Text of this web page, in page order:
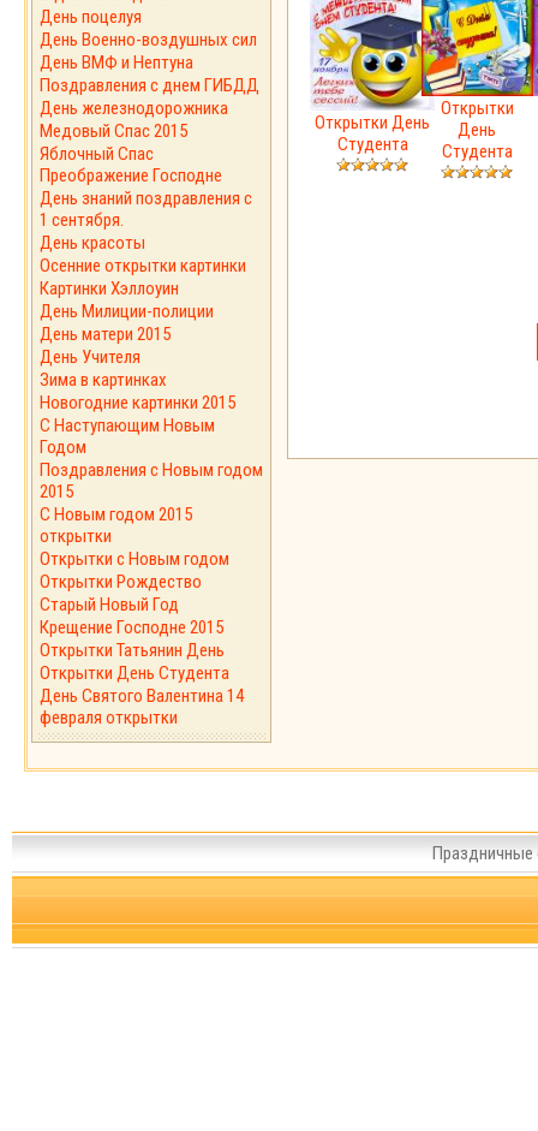
День поцелуя
День Военно-воздушных сил
День ВМФ и Нептуна
Поздравления с днем ГИБДД
День железнодорожника
Медовый Спас 2015
Яблочный Спас
Преображение Господне
День знаний поздравления с
1 сентября.
День красоты
Осенние открытки картинки
Картинки Хэллоуин
День Милиции-полиции
День матери 2015
День Учителя
Зима в картинках
Новогодние картинки 2015
С Наступающим Новым
Годом
Поздравления с Новым годом
2015
C Новым годом 2015
открытки
Открытки с Новым годом
Открытки Рождество
Старый Новый Год
Крещение Господне 2015
Открытки Татьянин День
Открытки День Студента
День Святого Валентина 14
февраля открытки
Открытки День
Студента
Открытки
День
Студента